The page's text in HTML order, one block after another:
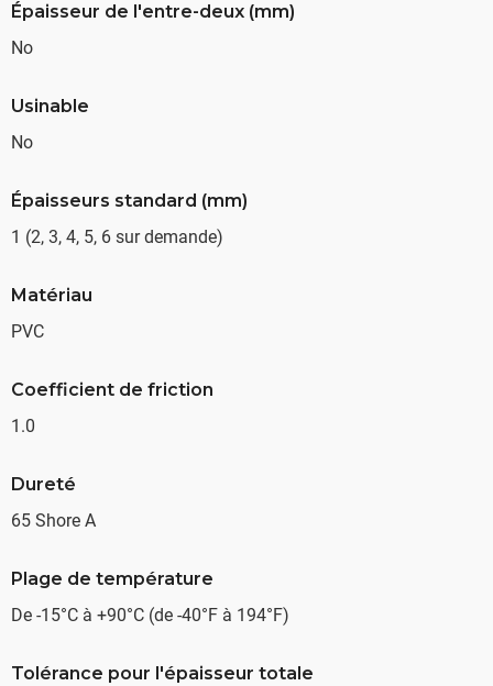
Épaisseur de l'entre-deux (mm)
No
Usinable
No
Épaisseurs standard (mm)
1 (2, 3, 4, 5, 6 sur demande)
Matériau
PVC
Coefficient de friction
1.0
Dureté
65 Shore A
Plage de température
De -15°C à +90°C (de -40°F à 194°F)
Tolérance pour l'épaisseur totale